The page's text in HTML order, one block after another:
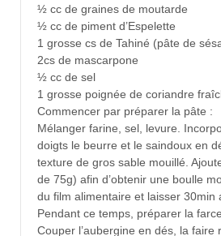
½ cc de graines de moutarde
½ cc de piment d’Espelette
1 grosse cs de Tahiné (pâte de
2cs de mascarpone
½ cc de sel
1 grosse poignée de coriandre
Commencer par préparer la pâte :
Mélanger farine, sel, levure.
doigts le beurre et le saindoux en
texture de gros sable mouillé.
de 75g) afin d’obtenir une boulle
du film alimentaire et laisser 30min
Pendant ce temps, préparer la
Couper l’aubergine en dés, la faire